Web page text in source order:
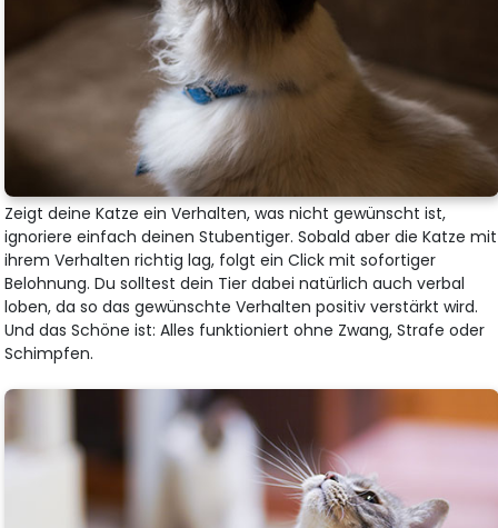
Zeigt deine Katze ein Verhalten, was nicht gewünscht ist,
ignoriere einfach deinen Stubentiger. Sobald aber die Katze mit
ihrem Verhalten richtig lag, folgt ein Click mit sofortiger
Belohnung. Du solltest dein Tier dabei natürlich auch verbal
loben, da so das gewünschte Verhalten positiv verstärkt wird.
Und das Schöne ist: Alles funktioniert ohne Zwang, Strafe oder
Schimpfen.